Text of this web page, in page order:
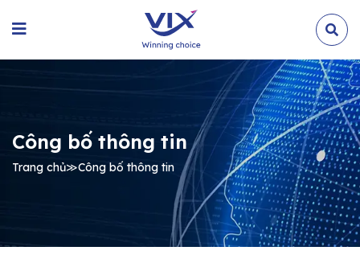
Công bố thông tin
Trang chủ≫Công bố thông tin